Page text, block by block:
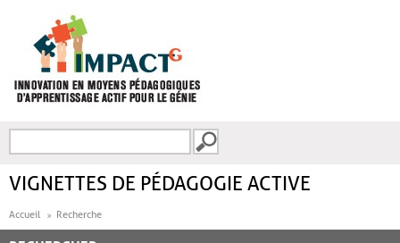
FORMULAIRE DE
VIGNETTES DE PÉDAGOGIE ACTIVE
Accueil Recherche